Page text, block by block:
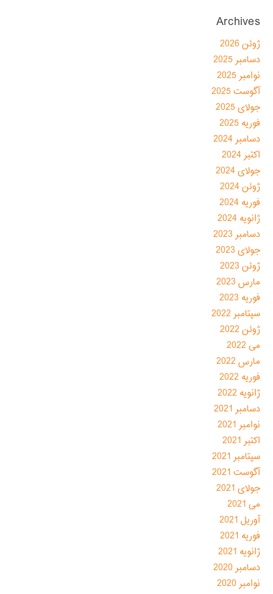
Archives
ژوئن 2026
دسامبر 2025
نوامبر 2025
آگوست 2025
جولای 2025
فوریه 2025
دسامبر 2024
اکتبر 2024
جولای 2024
ژوئن 2024
فوریه 2024
ژانویه 2024
دسامبر 2023
جولای 2023
ژوئن 2023
مارس 2023
فوریه 2023
سپتامبر 2022
ژوئن 2022
می 2022
مارس 2022
فوریه 2022
ژانویه 2022
دسامبر 2021
نوامبر 2021
اکتبر 2021
سپتامبر 2021
آگوست 2021
جولای 2021
می 2021
آوریل 2021
فوریه 2021
ژانویه 2021
دسامبر 2020
نوامبر 2020